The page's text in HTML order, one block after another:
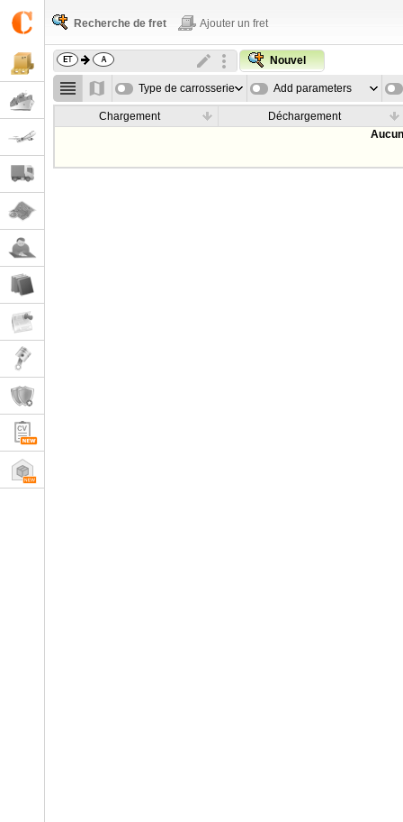
Recherche de fret Ajouter un fret
Nouvel
Type de carrosserie Add parameters
Chargement
Déchargement